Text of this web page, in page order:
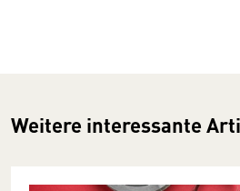
Weitere interessante